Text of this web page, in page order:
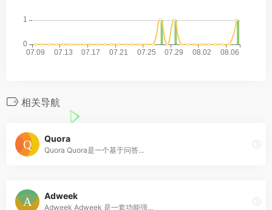
相关导航
Quora
Quora Quora是一个基于问答...
Adweek
Adweek Adweek 是一套功能强...